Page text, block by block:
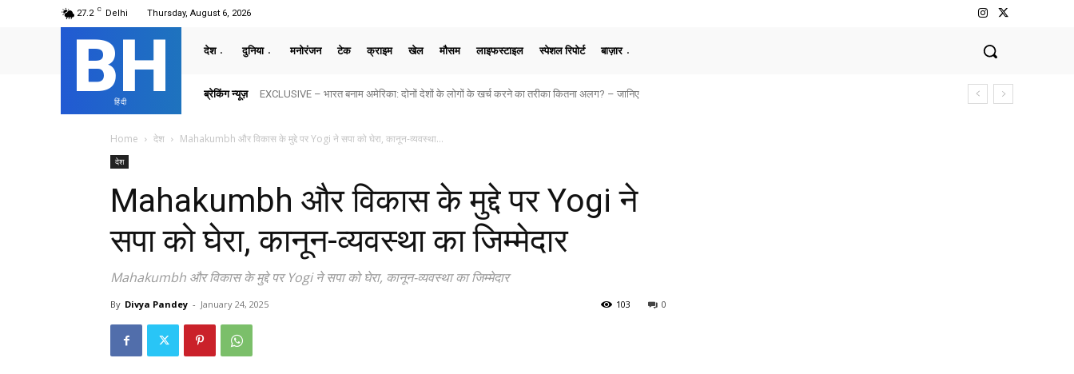
27.2 C Delhi Thursday, August 6, 2026
BH
हिंदी
देश दुनिया मनोरंजन टेक क्राइम खेल मौसम लाइफस्टाइल स्पेशल रिपोर्ट बाज़ार
ब्रेकिंग न्यूज़ EXCLUSIVE – भारत बनाम अमेरिका: दोनों देशों के लोगों के खर्च करने का तरीका कितना अलग? – जानिए
Home देश Mahakumbh और विकास के मुद्दे पर Yogi ने सपा को घेरा, कानून-व्यवस्था...
देश
Mahakumbh और विकास के मुद्दे पर Yogi ने
सपा को घेरा, कानून-व्यवस्था का जिम्मेदार
Mahakumbh और विकास के मुद्दे पर Yogi ने सपा को घेरा, कानून-व्यवस्था का जिम्मेदार
By Divya Pandey - January 24, 2025 0
103